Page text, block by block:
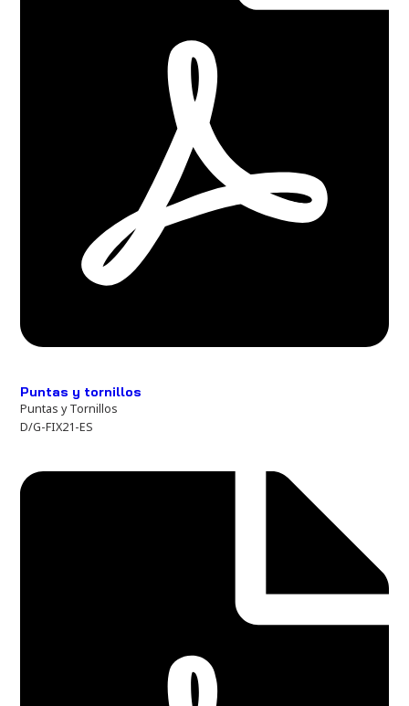
Puntas y tornillos
Puntas y Tornillos
D/G-FIX21-ES